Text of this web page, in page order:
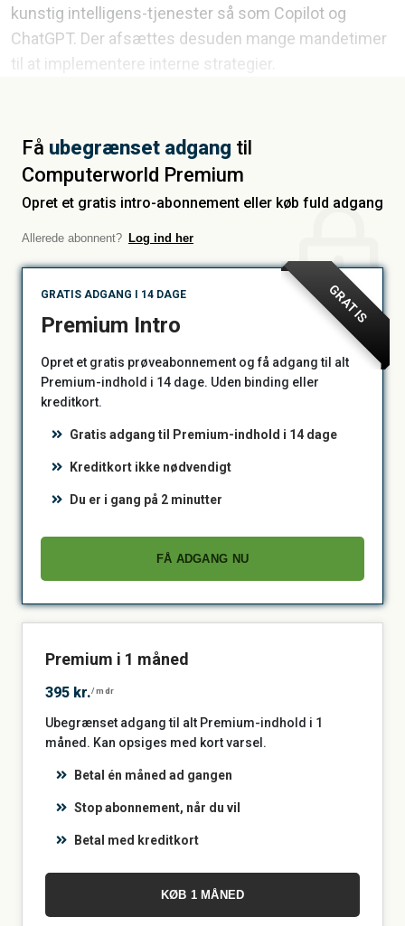
kunstig intelligens-tjenester så som Copilot og
ChatGPT. Der afsættes desuden mange mandetimer
til at implementere interne strategier.
Få ubegrænset adgang til
Computerworld Premium
Opret et gratis intro-abonnement eller køb fuld adgang
Allerede abonnent? Log ind her
GRATIS
GRATIS ADGANG I 14 DAGE
Premium Intro
Opret et gratis prøveabonnement og få adgang til alt
Premium-indhold i 14 dage. Uden binding eller
kreditkort.
Gratis adgang til Premium-indhold i 14 dage
Kreditkort ikke nødvendigt
Du er i gang på 2 minutter
FÅ ADGANG NU
Premium i 1 måned
395 kr./mdr
Ubegrænset adgang til alt Premium-indhold i 1
måned. Kan opsiges med kort varsel.
Betal én måned ad gangen
Stop abonnement, når du vil
Betal med kreditkort
KØB 1 MÅNED